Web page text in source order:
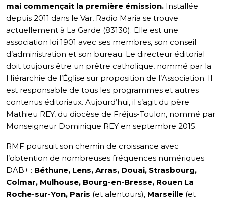
mai commençait la première émission. Installée
depuis 2011 dans le Var, Radio Maria se trouve
actuellement à La Garde (83130). Elle est une
association loi 1901 avec ses membres, son conseil
d’administration et son bureau. Le directeur éditorial
doit toujours être un prêtre catholique, nommé par la
Hiérarchie de l’Église sur proposition de l’Association. Il
est responsable de tous les programmes et autres
contenus éditoriaux. Aujourd’hui, il s’agit du père
Mathieu REY, du diocèse de Fréjus-Toulon, nommé par
Monseigneur Dominique REY en septembre 2015.
RMF poursuit son chemin de croissance avec
l’obtention de nombreuses fréquences numériques
DAB+ : Béthune, Lens, Arras, Douai, Strasbourg,
Colmar, Mulhouse, Bourg-en-Bresse, Rouen La
Roche-sur-Yon, Paris (et alentours), Marseille (et